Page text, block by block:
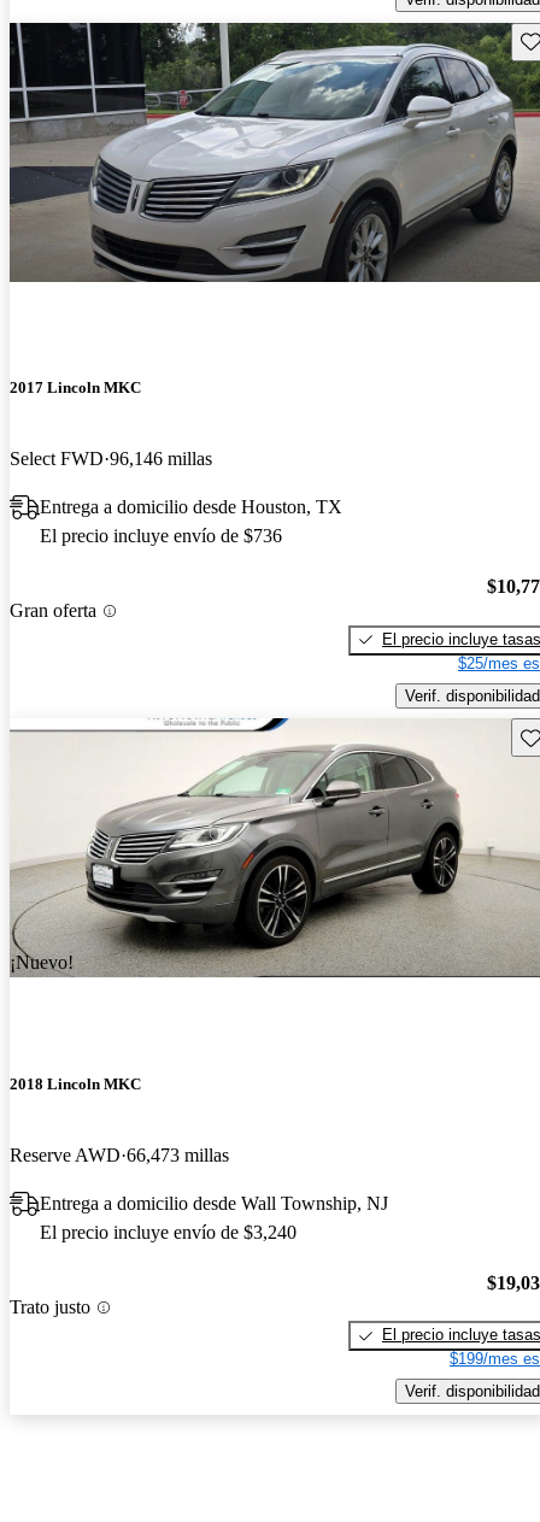
2017 Lincoln MKC
Select FWD 96,146 millas
Entrega a domicilio desde Houston, TX
El precio incluye envío de $736
Gran oferta
El precio incluye tasas
$25/mes
Verif. disponibilidad
¡Nuevo!
2018 Lincoln MKC
Reserve AWD 66,473 millas
Entrega a domicilio desde Wall Township, NJ
El precio incluye envío de $3,240
Trato justo
El precio incluye tasas
$199/mes
Verif. disponibilidad